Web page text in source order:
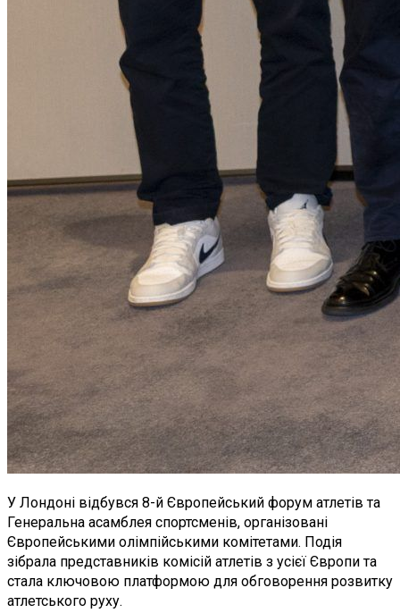
У Лондоні відбувся 8-й Європейський форум атлетів та
Генеральна асамблея спортсменів, організовані
Європейськими олімпійськими комітетами. Подія
зібрала представників комісій атлетів з усієї Європи та
стала ключовою платформою для обговорення розвитку
атлетського руху.